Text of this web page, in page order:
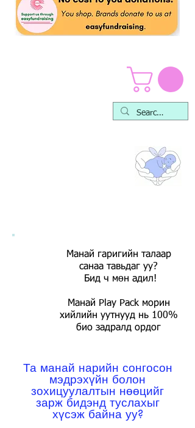
Манай гаригийн талаар
санаа тавьдаг уу?
Бид ч мөн адил!
Манай Play Pack морин
хийлийн уутнууд нь 100%
био задралд ордог
Та манай нарийн сонгосон
мэдрэхүйн болон
зохицуулалтын нөөцийг
зарж бидэнд туслахыг
хүсэж байна уу?